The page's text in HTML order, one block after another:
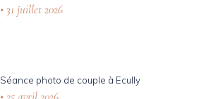
31 juillet 2026
Séance photo de couple à Ecully